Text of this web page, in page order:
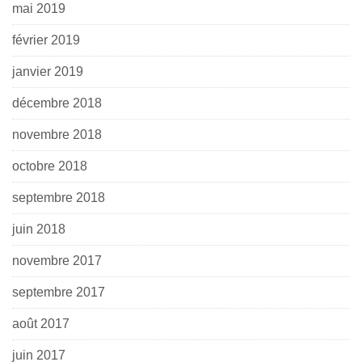
mai 2019
février 2019
janvier 2019
décembre 2018
novembre 2018
octobre 2018
septembre 2018
juin 2018
novembre 2017
septembre 2017
août 2017
juin 2017